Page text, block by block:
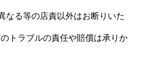
なる等の店責以外はお断りいた
トラブルの責任や賠償は承りか